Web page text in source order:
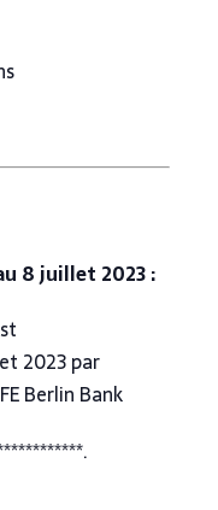
8 juillet 2023 :
2023 par
Berlin Bank